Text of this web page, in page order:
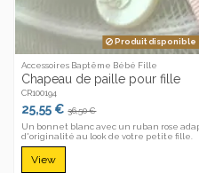
Produit disponible
Accessoires Baptême Bébé Fille
Chapeau de paille pour fille
CR100194
25,55 €36,50 €
Un bonnet blanc avec un ruban rose
d'originalité au look de votre petite fille.
View